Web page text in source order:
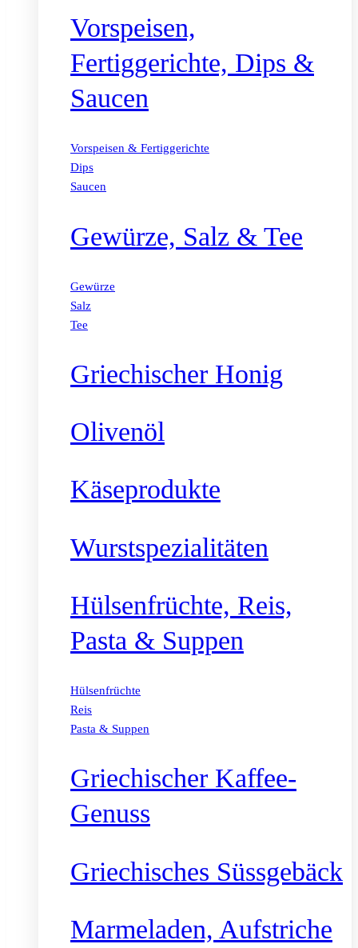
Vorspeisen,
Fertiggerichte, Dips &
Saucen
Vorspeisen & Fertiggerichte
Dips
Saucen
Gewürze, Salz & Tee
Gewürze
Salz
Tee
Griechischer Honig
Olivenöl
Käseprodukte
Wurstspezialitäten
Hülsenfrüchte, Reis,
Pasta & Suppen
Hülsenfrüchte
Reis
Pasta & Suppen
Griechischer Kaffee-
Genuss
Griechisches Süssgebäck
Marmeladen, Aufstriche